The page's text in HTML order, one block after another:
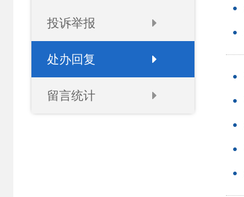
投诉举报
处办回复
留言统计